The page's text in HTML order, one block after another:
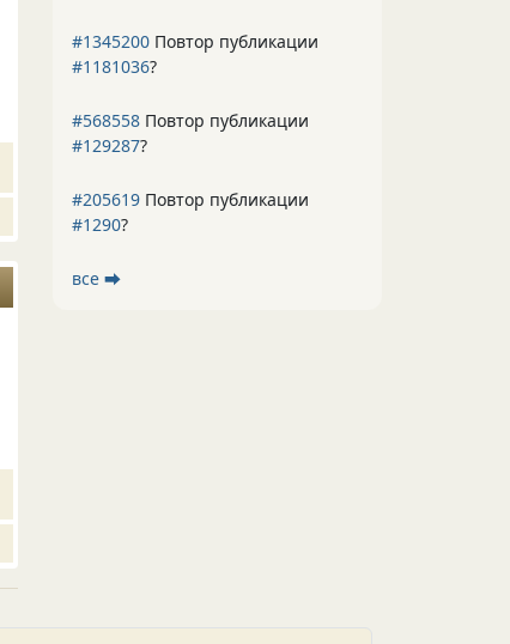
#1345200 Повтор публикации
#1181036?
#568558 Повтор публикации
#129287?
#205619 Повтор публикации
#1290?
все ⮕